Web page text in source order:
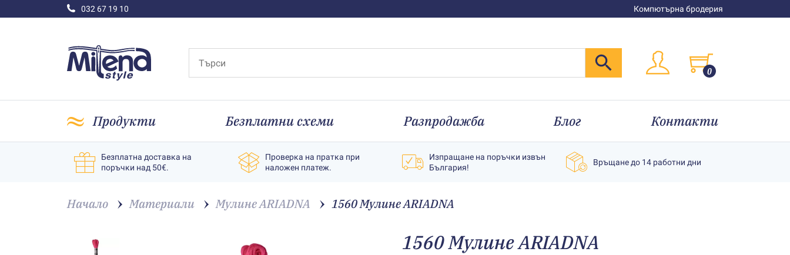
032 67 19 10 Компютърна бродерия
0
Продукти Безплатни схеми Разпродажба Блог Контакти
Безплатна доставка на
поръчки над 50€.
Проверка на пратка при
наложен платеж.
Изпращане на поръчки извън
България!
Връщане до 14 работни дни
Начало Материали Мулине ARIADNA 1560 Мулине АRIADNA
1560 Мулине АRIADNA